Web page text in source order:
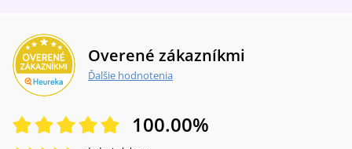
Overené zákazníkmi
Ďalšie hodnotenia
100.00%